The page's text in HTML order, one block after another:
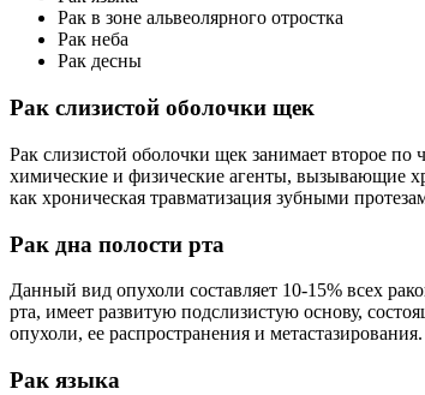
Рак в зоне альвеолярного отростка
Рак неба
Рак десны
Рак слизистой оболочки щек
Рак слизистой оболочки щек занимает второе
химические и физические агенты, вызывающие
как хроническая травматизация зубными
Рак дна полости рта
Данный вид опухоли составляет 10-15% всех
рта, имеет развитую подслизистую основу,
опухоли, ее распространения и метастазирования.
Рак языка